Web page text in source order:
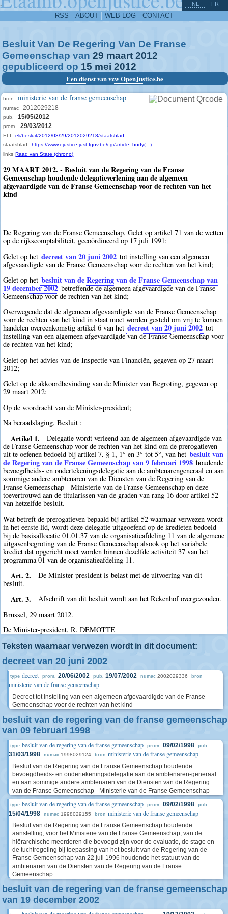
-
RSS ABOUT WEB LOG CONTACT
NL FR
Besluit Van De Regering Van De Franse
Gemeenschap van 29 maart 2012
gepubliceerd op 15 mei 2012
Een dienst van vzw OpenJustice.be
bron ministerie van de franse gemeenschap
numac 2012029218
pub. 15/05/2012
prom. 29/03/2012
ELI
eli/besluit/2012/03/29/2012029218/staatsblad
staatsblad
https://www.ejustice.just.fgov.be/cgi/article_body(...)
links Raad van State (chrono)
29 MAART 2012. - Besluit van de Regering van de Franse
Gemeenschap houdende delegatieverlening aan de algemeen
afgevaardigde van de Franse Gemeenschap voor de rechten van het
kind
De Regering van de Franse Gemeenschap, Gelet op artikel 71 van de wetten
op de rijkscomptabiliteit, gecoördineerd op 17 juli 1991;
Gelet op het decreet van 20 juni 2002 tot instelling van een algemeen
afgevaardigde van de Franse Gemeenschap voor de rechten van het kind;
Gelet op het besluit van de Regering van de Franse Gemeenschap van
19 december 2002betreffende de algemeen afgevaardigde van de Franse
Gemeenschap voor de rechten van het kind;
Overwegende dat de algemeen afgevaardigde van de Franse Gemeenschap
voor de rechten van het kind in staat moet worden gesteld om vrij te kunnen
handelen overeenkomstig artikel 6 van het decreet van 20 juni 2002 tot
instelling van een algemeen afgevaardigde van de Franse Gemeenschap voor
de rechten van het kind;
Gelet op het advies van de Inspectie van Financiën, gegeven op 27 maart
2012;
Gelet op de akkoordbevinding van de Minister van Begroting, gegeven op
29 maart 2012;
Op de voordracht van de Minister-president;
Na beraadslaging, Besluit :
Artikel 1.
Delegatie wordt verleend aan de algemeen afgevaardigde van
de Franse Gemeenschap voor de rechten van het kind om de prerogatieven
uit te oefenen bedoeld bij artikel 7, § 1, 1° en 3° tot 5°, van het besluit van
de Regering van de Franse Gemeenschap van 9 februari 1998houdende
bevoegdheids- en ondertekeningsdelegatie aan de ambtenarengeneraal en aan
sommige andere ambtenaren van de Diensten van de Regering van de
Franse Gemeenschap - Ministerie van de Franse Gemeenschap en deze
toevertrouwd aan de titularissen van de graden van rang 16 door artikel 52
van hetzelfde besluit.
Wat betreft de prerogatieven bepaald bij artikel 52 waarnaar verwezen wordt
in het eerste lid, wordt deze delegatie uitgeoefend op de kredieten bedoeld
bij de basisallocatie 01.01.37 van de organisatieafdeling 11 van de algemene
uitgavenbegroting van de Franse Gemeenschap alsook op het variabele
krediet dat opgericht moet worden binnen dezelfde activiteit 37 van het
programma 01 van de organisatieafdeling 11.
Art. 2.
De Minister-president is belast met de uitvoering van dit
besluit.
Art. 3.
Afschrift van dit besluit wordt aan het Rekenhof overgezonden.
Brussel, 29 maart 2012.
De Minister-president, R. DEMOTTE
Teksten waarnaar verwezen wordt in dit document:
decreet van 20 juni 2002
type decreet prom. 20/06/2002 pub. 19/07/2002 numac 2002029336 bron
ministerie van de franse gemeenschap
Decreet tot instelling van een algemeen afgevaardigde van de Franse
Gemeenschap voor de rechten van het kind
besluit van de regering van de franse gemeenschap
van 09 februari 1998
type besluit van de regering van de franse gemeenschap prom. 09/02/1998 pub.
31/03/1998 numac 1998029124 bron ministerie van de franse gemeenschap
Besluit van de Regering van de Franse Gemeenschap houdende
bevoegdheids- en ondertekeningsdelegatie aan de ambtenaren-generaal
en aan sommige andere ambtenaren van de Diensten van de Regering
van de Franse Gemeenschap - Ministerie van de Franse Gemeenschap
type besluit van de regering van de franse gemeenschap prom. 09/02/1998 pub.
15/04/1998 numac 1998029155 bron ministerie van de franse gemeenschap
Besluit van de Regering van de Franse Gemeenschap houdende
aanstelling, voor het Ministerie van de Franse Gemeenschap, van de
hiërarchische meerderen die bevoegd zijn voor de evaluatie, de stage en
de tuchtregeling bij toepassing van het besluit van de Regering van de
Franse Gemeenschap van 22 juli 1996 houdende het statuut van de
ambtenaren van de Diensten van de Regering van de Franse
Gemeenschap
besluit van de regering van de franse gemeenschap
van 19 december 2002
^